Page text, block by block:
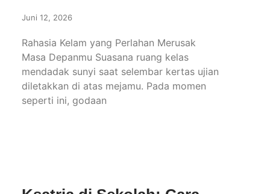
Juni 12, 2026
Rahasia Kelam yang Perlahan Merusak
Masa Depanmu Suasana ruang kelas
mendadak sunyi saat selembar kertas ujian
diletakkan di atas mejamu. Pada momen
seperti ini, godaan